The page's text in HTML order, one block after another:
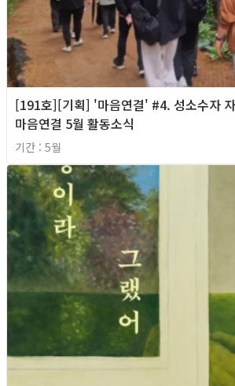
[191호][기획] '마음연결' #4. 성소수자
마음연결 5월 활동소식
기간 : 5월